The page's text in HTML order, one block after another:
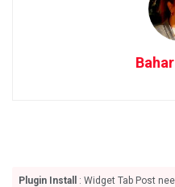
Plugin Install
: Widget Tab Post